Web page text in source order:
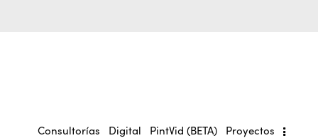
Consultorías Digital PintVid (BETA) Proyectos